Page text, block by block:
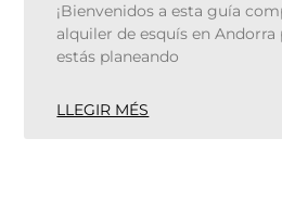
¡Bienvenidos a esta guía
alquiler de esquís en Andorra
estás planeando
LLEGIR MÉS